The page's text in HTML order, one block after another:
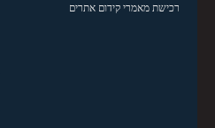
רכישת מאמרי קידום אתרים